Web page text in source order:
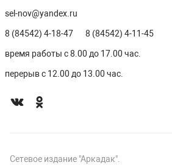
sel-nov@yandex.ru
8 (84542) 4-18-47 8 (84542) 4-11-45
время работы с 8.00 до 17.00 час.
перерыв с 12.00 до 13.00 час.
Сетевое издание "Аркадак".